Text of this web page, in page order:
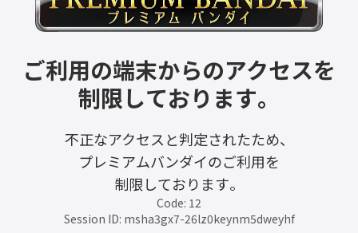
ご利用の端末からのアクセスを
制限しております。
不正なアクセスと判定されたため、
プレミアムバンダイのご利用を
制限しております。
Code: 12
Session ID: msha3gx7-26lz0keynm5dweyhf